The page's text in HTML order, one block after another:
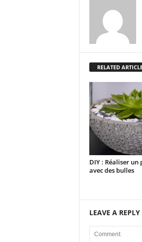
RELATED
DIY : Réaliser un
avec des bulles
LEAVE A REPLY